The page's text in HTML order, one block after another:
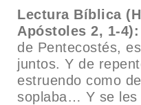
Lectura Bíblica
Apóstoles 2, 1-4):
de Pentecostés,
juntos. Y de
estruendo como
soplaba… Y se les